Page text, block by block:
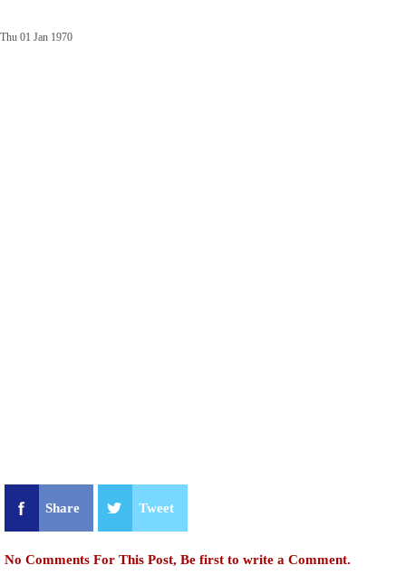
Thu 01 Jan 1970
Share Tweet
No Comments For This Post, Be first to write a Comment.